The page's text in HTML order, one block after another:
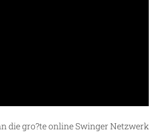
die gro?te online Swinger Netzwerk